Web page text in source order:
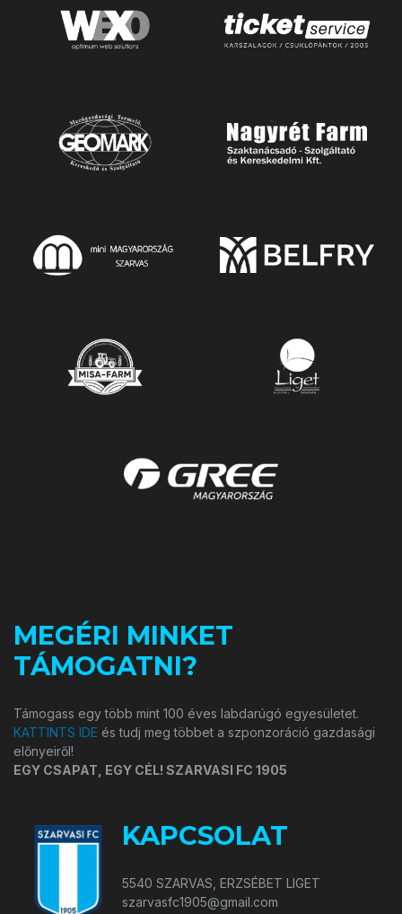
MEGÉRI MINKET
TÁMOGATNI?
Támogass egy több mint 100 éves labdarúgó egyesületet.
KATTINTS IDE és tudj meg többet a szponzoráció gazdasági
előnyeiről!
EGY CSAPAT, EGY CÉL! SZARVASI FC 1905
KAPCSOLAT
5540 SZARVAS, ERZSÉBET LIGET
szarvasfc1905@gmail.com